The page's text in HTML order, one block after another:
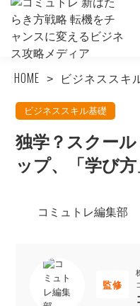
HOME ビジネススキ
ビジネススキル基礎
独学？スクー
ップ、「学び方
コミュトレ編集部
監修